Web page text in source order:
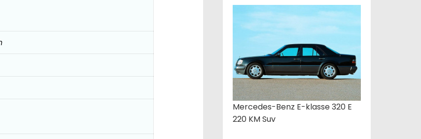
Mercedes-Benz E-klasse 320 E
220 KM Suv